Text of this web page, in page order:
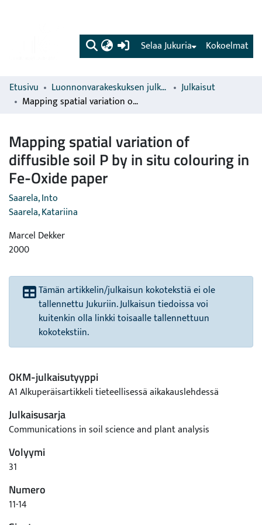
(current) Kokoelmat
Selaa Jukuria
Etusivu Luonnonvarakeskuksen julkaisut
Julkaisut
Mapping spatial variation of diffusible soil P by in situ colouring in Fe-Oxide paper
Mapping spatial variation of
diffusible soil P by in situ colouring in
Fe-Oxide paper
Saarela, Into
Saarela, Katariina
Marcel Dekker
2000
Tämän artikkelin/julkaisun kokotekstiä ei ole
tallennettu Jukuriin. Julkaisun tiedoissa voi
kuitenkin olla linkki toisaalle tallennettuun
kokotekstiin.
OKM-julkaisutyyppi
A1 Alkuperäisartikkeli tieteellisessä aikakauslehdessä
Julkaisusarja
Communications in soil science and plant analysis
Volyymi
31
Numero
11-14